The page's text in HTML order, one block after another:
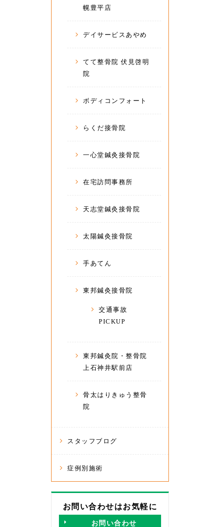
幌豊平店
デイサービスあやめ
てて整骨院 伏見啓明
院
ボディコンフォート
らくだ接骨院
一心堂鍼灸接骨院
在宅訪問事務所
天志堂鍼灸接骨院
太陽鍼灸接骨院
手あてん
東邦鍼灸接骨院
交通事故
PICKUP
東邦鍼灸院・整骨院
上石神井駅前店
骨太はりきゅう整骨
院
スタッフブログ
症例別施術
お問い合わせはお気軽に
お問い合わせ